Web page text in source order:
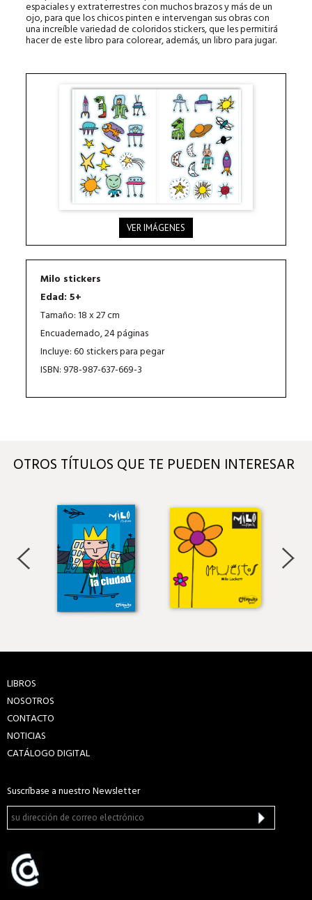
espaciales y extraterrestres con muchos brazos y más de un
ojo, para que los chicos pinten e intervengan sus obras con
una increíble variedad de coloridos stickers, que les permitirá
hacer de este libro para colorear, además, un libro para jugar.
VER IMÁGENES
Milo stickers
Edad: 5+
Tamaño: 18 x 27 cm
Encuadernado, 24 páginas
Incluye: 60 stickers para pegar
ISBN: 978-987-637-669-3
OTROS TÍTULOS QUE TE PUEDEN INTERESAR
LIBROS
NOSOTROS
CONTACTO
NOTICIAS
CATÁLOGO DIGITAL
Suscríbase a nuestro Newsletter